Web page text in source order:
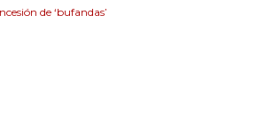
de ‘bufandas’